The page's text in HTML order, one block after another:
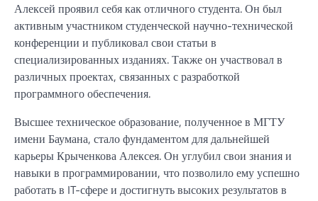
Алексей проявил себя как отличного студента. Он был
активным участником студенческой научно-технической
конференции и публиковал свои статьи в
специализированных изданиях. Также он участвовал в
различных проектах, связанных с разработкой
программного обеспечения.
Высшее техническое образование, полученное в МГТУ
имени Баумана, стало фундаментом для дальнейшей
карьеры Крыченкова Алексея. Он углубил свои знания и
навыки в программировании, что позволило ему успешно
работать в IT-сфере и достигнуть высоких результатов в